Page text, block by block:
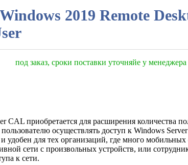
2019 Remote
под заказ, сроки поставки уточняйе у менеджера
CAL приобретается для расширения количества
осуществлять доступ к Windows
удобен для тех организаций, где много
сети с произвольных устройств, или
к сети.